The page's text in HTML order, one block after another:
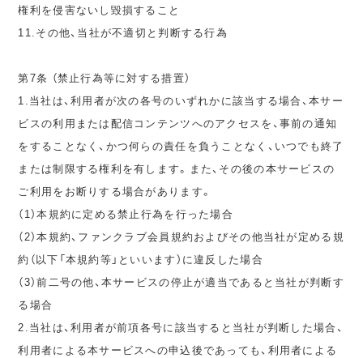
権利を侵害ないし毀損すること
11.その他、当社が不適切と判断する行為
第7条 （禁止行為等に対する措置）
1.当社は、利用者が次の各号のいずれかに該当する場合、本サー
ビスの利用または配信コンテンツへのアクセスを、事前の通知
をすることなく、かつ何らの責任を負うことなく、いつでも終了
または制限する権利を有します。また、その後の本サービスの
ご利用をお断りする場合があります。
（1）本規約に定める禁止行為を行った場合
（2）本規約、ファンクラブ会員規約およびその他当社が定める規
約（以下「本規約等」といいます）に違反した場合
（3）前二号の他、本サービスの停止が適当であると当社が判断す
る場合
2.当社は、利用者が前項各号に該当すると当社が判断した場合、
利用者による本サービスへの申込後であっても、利用者による